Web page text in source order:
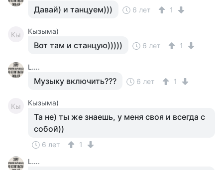
Давай) и танцуем))) 6 лет 1
Кы Кызыма)
Вот там и станцую))))) 6 лет 1
L….
Музыку включить??? 6 лет 1
Кы Кызыма)
Та не) ты же знаешь, у меня своя и всегда с
собой))
6 лет
1
L….